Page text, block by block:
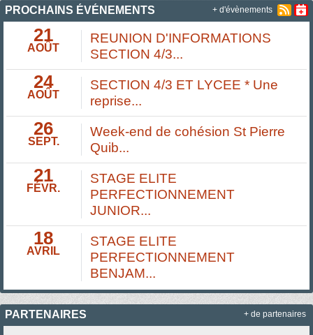
PROCHAINS ÉVÉNEMENTS
21
AOÛT
REUNION D'INFORMATIONS
SECTION 4/3...
24
AOÛT
SECTION 4/3 ET LYCEE * Une
reprise...
26
SEPT.
Week-end de cohésion St Pierre
Quib...
21
FÉVR.
STAGE ELITE
PERFECTIONNEMENT
JUNIOR...
18
AVRIL
STAGE ELITE
PERFECTIONNEMENT
BENJAM...
+ d'évènements
PARTENAIRES + de partenaires